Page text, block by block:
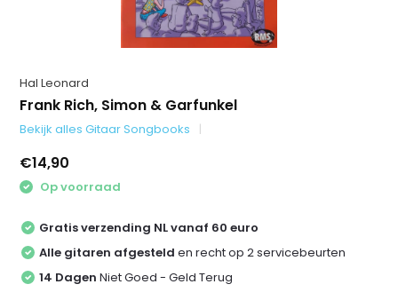
Hal Leonard
Frank Rich, Simon & Garfunkel
Bekijk alles Gitaar Songbooks
€14,90
Op voorraad
Gratis verzending NL vanaf 60 euro
Alle gitaren afgesteld en recht op 2 servicebeurten
14 Dagen Niet Goed - Geld Terug